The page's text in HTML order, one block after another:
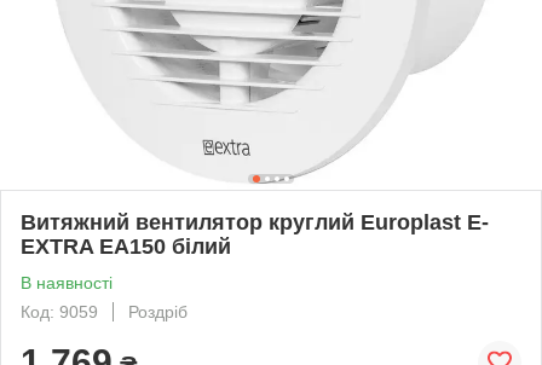
Витяжний вентилятор круглий Europlast E-
EXTRA EA150 білий
В наявності
Код: 9059
Роздріб